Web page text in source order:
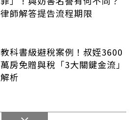
律師解答提告流程期限
教科書級避稅案例！叔姪3600
萬房免贈與稅「3大關鍵金流」
解析